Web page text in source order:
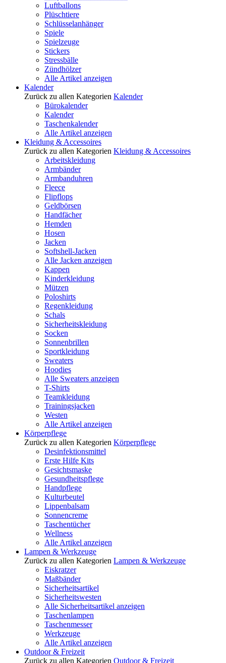
Luftballons
Plüschtiere
Schlüsselanhänger
Spiele
Spielzeuge
Stickers
Stressbälle
Zündhölzer
Alle Artikel anzeigen
Kalender
Zurück zu allen Kategorien Kalender
Bürokalender
Kalender
Taschenkalender
Alle Artikel anzeigen
Kleidung & Accessoires
Zurück zu allen Kategorien Kleidung & Accessoires
Arbeitskleidung
Armbänder
Armbanduhren
Fleece
Flipflops
Geldbörsen
Handfächer
Hemden
Hosen
Jacken
Softshell-Jacken
Alle Jacken anzeigen
Kappen
Kinderkleidung
Mützen
Poloshirts
Regenkleidung
Schals
Sicherheitskleidung
Socken
Sonnenbrillen
Sportkleidung
Sweaters
Hoodies
Alle Sweaters anzeigen
T-Shirts
Teamkleidung
Trainingsjacken
Westen
Alle Artikel anzeigen
Körperpflege
Zurück zu allen Kategorien Körperpflege
Desinfektionsmittel
Erste Hilfe Kits
Gesichtsmaske
Gesundheitspflege
Handpflege
Kulturbeutel
Lippenbalsam
Sonnencreme
Taschentücher
Wellness
Alle Artikel anzeigen
Lampen & Werkzeuge
Zurück zu allen Kategorien Lampen & Werkzeuge
Eiskratzer
Maßbänder
Sicherheitsartikel
Sicherheitswesten
Alle Sicherheitsartikel anzeigen
Taschenlampen
Taschenmesser
Werkzeuge
Alle Artikel anzeigen
Outdoor & Freizeit
Zurück zu allen Kategorien Outdoor & Freizeit